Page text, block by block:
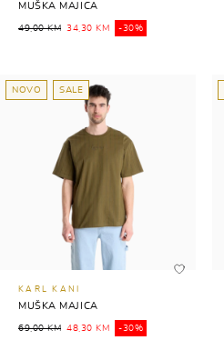
MUŠKA MAJICA
49,00 KM 34,30 KM -30%
NOVO SALE
KARL KANI
MUŠKA MAJICA
69,00 KM 48,30 KM -30%